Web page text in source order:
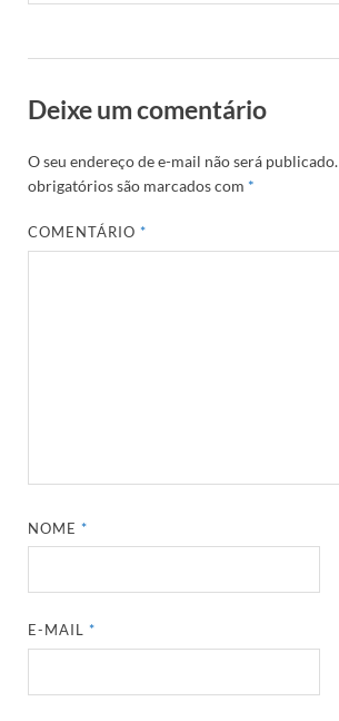
Deixe um comentário
O seu endereço de e-mail não será publicado.
obrigatórios são marcados com *
COMENTÁRIO*
NOME*
E-MAIL*